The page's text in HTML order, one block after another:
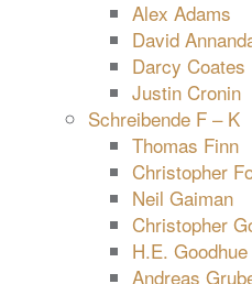
Alex Adams
David
Darcy Coates
Justin Cronin
Schreibende F – K
Thomas Finn
Christopher
Neil Gaiman
Christopher
H.E. Goodhue
Andreas